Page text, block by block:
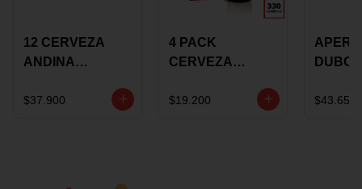
12 CERVEZA
ANDINA
LATON
$37.900
4 PACK
CERVEZA
ROSE BBC
$19.200
VINO
$43.650